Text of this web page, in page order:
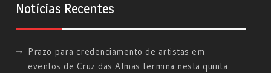
Notícias Recentes
Prazo para credenciamento de artistas em
eventos de Cruz das Almas termina nesta quinta